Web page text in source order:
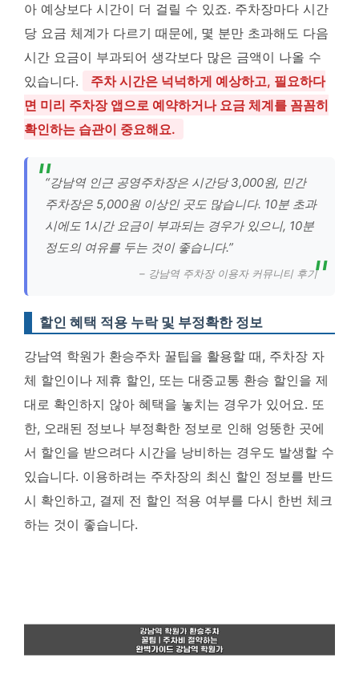
아 예상보다 시간이 더 걸릴 수 있죠. 주차장마다 시간
당 요금 체계가 다르기 때문에, 몇 분만 초과해도 다음
시간 요금이 부과되어 생각보다 많은 금액이 나올 수
있습니다.
주차 시간은 넉넉하게 예상하고, 필요하다
면 미리 주차장 앱으로 예약하거나 요금 체계를 꼼꼼히
확인하는 습관이 중요해요.
“강남역 인근 공영주차장은 시간당 3,000원, 민간
주차장은 5,000원 이상인 곳도 많습니다. 10분 초과
시에도 1시간 요금이 부과되는 경우가 있으니, 10분
정도의 여유를 두는 것이 좋습니다.”
– 강남역 주차장 이용자 커뮤니티 후기
할인 혜택 적용 누락 및 부정확한 정보
강남역 학원가 환승주차 꿀팁을 활용할 때, 주차장 자
체 할인이나 제휴 할인, 또는 대중교통 환승 할인을 제
대로 확인하지 않아 혜택을 놓치는 경우가 있어요. 또
한, 오래된 정보나 부정확한 정보로 인해 엉뚱한 곳에
서 할인을 받으려다 시간을 낭비하는 경우도 발생할 수
있습니다. 이용하려는 주차장의 최신 할인 정보를 반드
시 확인하고, 결제 전 할인 적용 여부를 다시 한번 체크
하는 것이 좋습니다.